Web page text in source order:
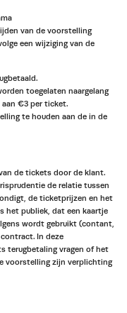
van de voorstelling
een wijziging van de
toegelaten naargelang
aan €3 per ticket.
te houden aan de in de
de tickets door de klant.
de relatie tussen
de ticketprijzen en het
het publiek, dat een kaartje
wordt gebruikt (contant,
In deze
terugbetaling vragen of het
voorstelling zijn verplichting